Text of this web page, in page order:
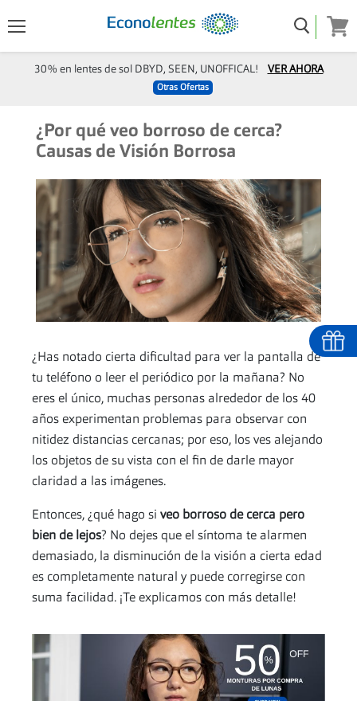
30% en lentes de sol DBYD, SEEN, UNOFFICAL! VER AHORA
Otras Ofertas
¿Por qué veo borroso de cerca?
Causas de Visión Borrosa
¿Has notado cierta dificultad para ver la pantalla de
tu teléfono o leer el periódico por la mañana? No
eres el único, muchas personas alrededor de los 40
años experimentan problemas para observar con
nitidez distancias cercanas; por eso, los ves alejando
los objetos de su vista con el fin de darle mayor
claridad a las imágenes.
Entonces, ¿qué hago si veo borroso de cerca pero
bien de lejos? No dejes que el síntoma te alarmen
demasiado, la disminución de la visión a cierta edad
es completamente natural y puede corregirse con
suma facilidad. ¡Te explicamos con más detalle!